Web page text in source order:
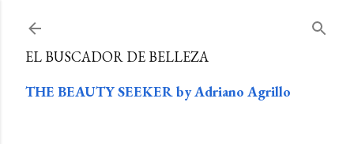
EL BUSCADOR DE BELLEZA
THE BEAUTY SEEKER by Adriano Agrillo